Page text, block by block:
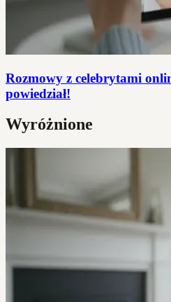
Rozmowy z celebrytami
powiedział!
Wyróżnione